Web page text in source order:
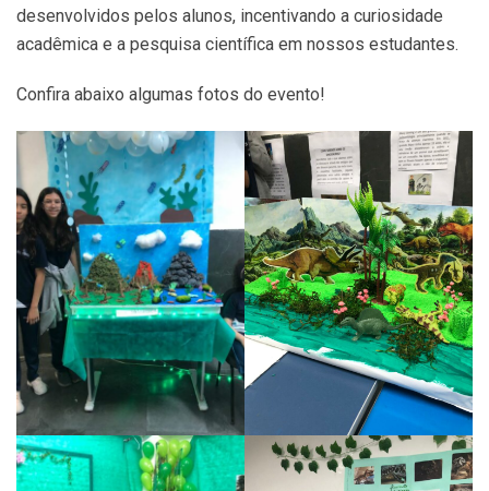
desenvolvidos pelos alunos, incentivando a curiosidade
acadêmica e a pesquisa científica em nossos estudantes.
Confira abaixo algumas fotos do evento!